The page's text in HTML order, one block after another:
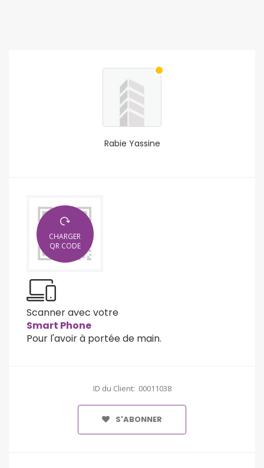
Rabie Yassine
CHARGER
QR CODE
Scanner avec votre
Smart Phone
Pour l'avoir à portée de main.
ID du Client: 00011038
S'ABONNER